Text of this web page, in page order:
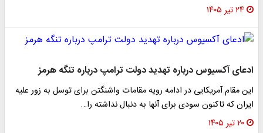
۲۴ تیر ۱۴۰۵
ادعای آکسیوس درباره تهدید دولت ترامپ درباره تنگه هرمز
این مقام آمریکایی در ادامه رویه مقامات واشنگتن برای توسل به زور علیه
ایران که تاکنون سودی برای آنها به دنبال نداشته را…
۲۰ تیر ۱۴۰۵